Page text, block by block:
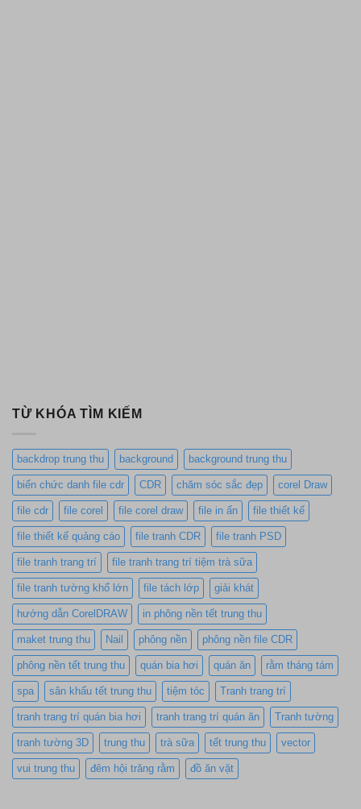
TỪ KHÓA TÌM KIẾM
backdrop trung thu background background trung thu
biển chức danh file cdr CDR chăm sóc sắc đẹp corel Draw
file cdr file corel file corel draw file in ấn file thiết kế
file thiết kế quảng cáo file tranh CDR file tranh PSD
file tranh trang trí file tranh trang trí tiệm trà sữa
file tranh tường khổ lớn file tách lớp giải khát
hướng dẫn CorelDRAW in phông nền tết trung thu
maket trung thu Nail phông nền phông nền file CDR
phông nền tết trung thu quán bia hơi quán ăn rằm tháng tám
spa sân khấu tết trung thu tiệm tóc Tranh trang trí
tranh trang trí quán bia hơi tranh trang trí quán ăn Tranh tường
tranh tường 3D trung thu trà sữa tết trung thu vector
vui trung thu đêm hội trăng rằm đồ ăn vặt